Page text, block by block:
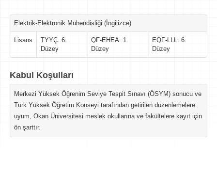
Elektrik-Elektronik Mühendisliği (İngilizce)
Lisans
TYYÇ: 6.
Düzey
QF-EHEA: 1.
Düzey
EQF-LLL: 6.
Düzey
Kabul Koşulları
Merkezi Yüksek Öğrenim Seviye Tespit Sınavı (ÖSYM) sonucu ve
Türk Yüksek Öğretim Konseyi tarafından getirilen düzenlemelere
uyum, Okan Üniversitesi meslek okullarına ve fakültelere kayıt için
ön şarttır.